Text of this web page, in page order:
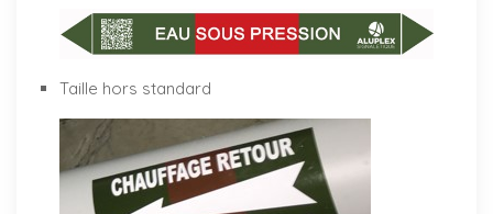
Taille hors standard